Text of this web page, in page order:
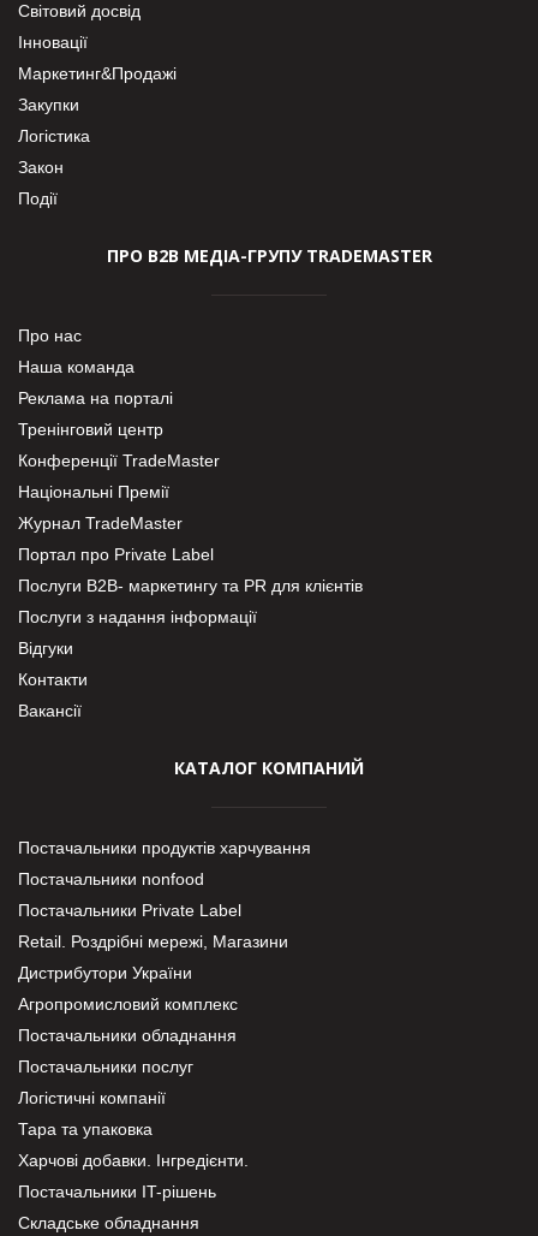
Світовий досвід
Інновації
Маркетинг&Продажі
Закупки
Логістика
Закон
Події
ПРО В2В МЕДІА-ГРУПУ TRADEMASTER
Про нас
Наша команда
Реклама на порталі
Тренінговий центр
Конференції TradeMaster
Національні Премії
Журнал TradeMaster
Портал про Private Label
Послуги В2В- маркетингу та PR для клієнтів
Послуги з надання інформації
Відгуки
Контакти
Вакансії
КАТАЛОГ КОМПАНИЙ
Постачальники продуктів харчування
Постачальники nonfood
Постачальники Private Label
Retail. Роздрібні мережі, Магазини
Дистрибутори України
Агропромисловий комплекс
Постачальники обладнання
Постачальники послуг
Логістичні компанії
Тара та упаковка
Харчові добавки. Інгредієнти.
Постачальники IT-рішень
Складське обладнання